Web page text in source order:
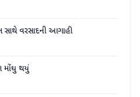
વરસાદની આગાહી
મોંઘુ થયું